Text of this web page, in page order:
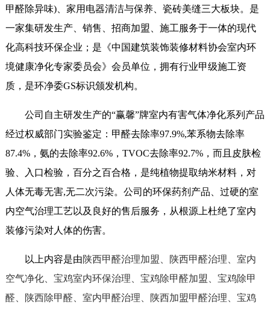
甲醛除异味)、家用电器清洁与保养、瓷砖美缝三大板块。是
一家集研发生产、销售、招商加盟、施工服务于一体的现代
化高科技环保企业；是《中国建筑装饰装修材料协会室内环
境健康净化专家委员会》会员单位，拥有行业甲级施工资
质，是环净委GS标识颁发机构。
公司自主研发生产的“赢馨”牌室内有害气体净化系列产品
经过权威部门实验鉴定：甲醛去除率97.9%,苯系物去除率
87.4%，氨的去除率92.6%，TVOC去除率92.7%，而且皮肤检
验、入口检验，百分之百合格，是纯植物提取纳米材料，对
人体无毒无害,无二次污染。公司的环保药剂产品、过硬的室
内空气治理工艺以及良好的售后服务，从根源上杜绝了室内
装修污染对人体的伤害。
以上内容是由陕西甲醛治理加盟、陕西甲醛治理、室内
空气净化、宝鸡室内环保治理、宝鸡除甲醛加盟、宝鸡除甲
醛、陕西除甲醛、室内甲醛治理、陕西加盟甲醛治理、宝鸡